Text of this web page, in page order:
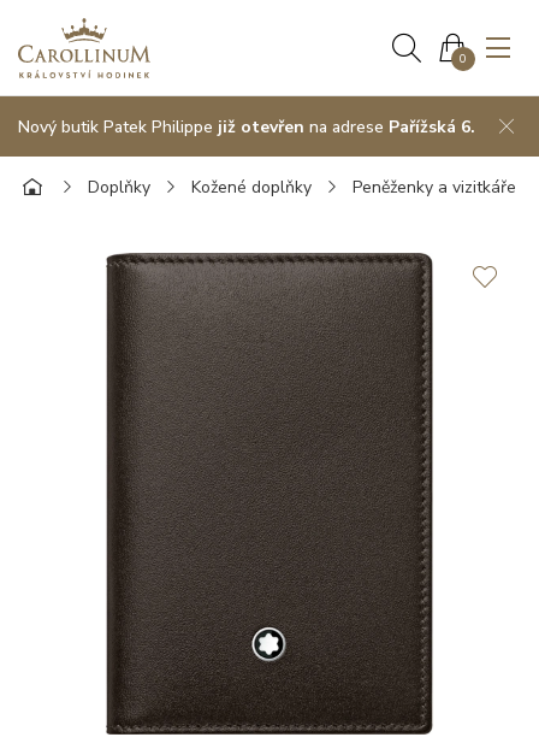
0
Nový butik Patek Philippe již otevřen na adrese Pařížská 6.
Doplňky Kožené doplňky Peněženky a vizitkáře